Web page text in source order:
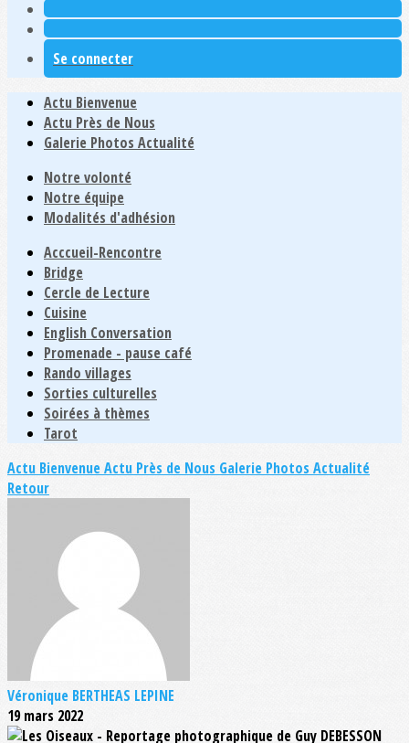
Se connecter
Actu Bienvenue
Actu Près de Nous
Galerie Photos Actualité
Notre volonté
Notre équipe
Modalités d'adhésion
Acccueil-Rencontre
Bridge
Cercle de Lecture
Cuisine
English Conversation
Promenade - pause café
Rando villages
Sorties culturelles
Soirées à thèmes
Tarot
Actu BienvenueActu Près de Nous Galerie Photos Actualité
Retour
Véronique BERTHEAS LEPINE
19 mars 2022